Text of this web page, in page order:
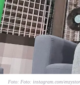
Foto: Foto: instagram.com/